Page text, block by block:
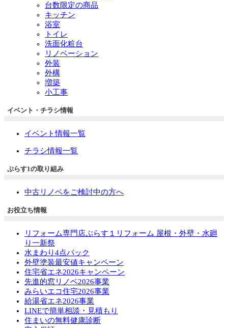
台数限定の商品
キッチン
浴室
トイレ
洗面化粧台
リノベーション
外装
外構
増築
小工事
イベント・チラシ情報
イベント情報一覧
チラシ情報一覧
ぷらす1の取り組み
中古リノベをご検討中の方へ
お役立ち情報
リフォーム専門店ぷらす１リフォーム 屋根・外壁・水廻
り一新祭
水まわり4点パック
外壁塗装最安値キャンペーン
住宅省エネ2026キャンペーン
先進的窓リノベ2026事業
みらいエコ住宅2026事業
給湯省エネ2026事業
LINEで簡単相談・見積もり
住まいの無料健康診断